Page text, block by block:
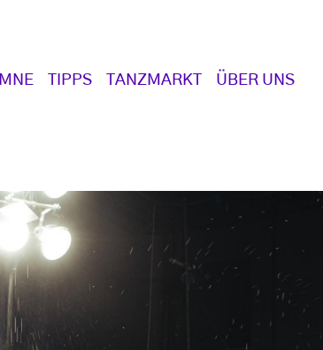
TIPPS TANZMARKT ÜBER UNS